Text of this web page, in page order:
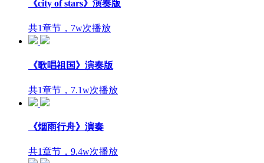
《city of stars》演奏版
共1章节，7w次播放
《歌唱祖国》演奏版
共1章节，7.1w次播放
《烟雨行舟》演奏
共1章节，9.4w次播放